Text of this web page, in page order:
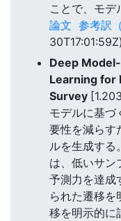
ことで、モデ
論文 参考訳
30T17:01:59Z)
Deep
Learning for
Survey
モデルに基づ
要性を減らす
ルを生成する
は、低いサン
予測力を達成
られた遷移を
移を明示的に